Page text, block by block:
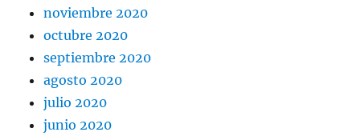
noviembre 2020
octubre 2020
septiembre 2020
agosto 2020
julio 2020
junio 2020